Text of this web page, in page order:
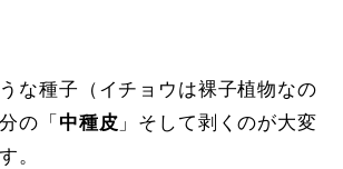
な種子（イチョウは裸子植物なの
の「 中種皮 」そして剥くのが大変
。